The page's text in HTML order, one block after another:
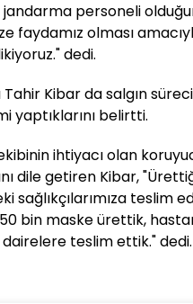
jandarma personeli
faydamız olması
dedi.
Kibar da salgın
yaptıklarını belirtti.
ihtiyacı olan
dile getiren Kibar,
sağlıkçılarımıza teslim
bin maske ürettik,
dairelere teslim ettik." dedi.